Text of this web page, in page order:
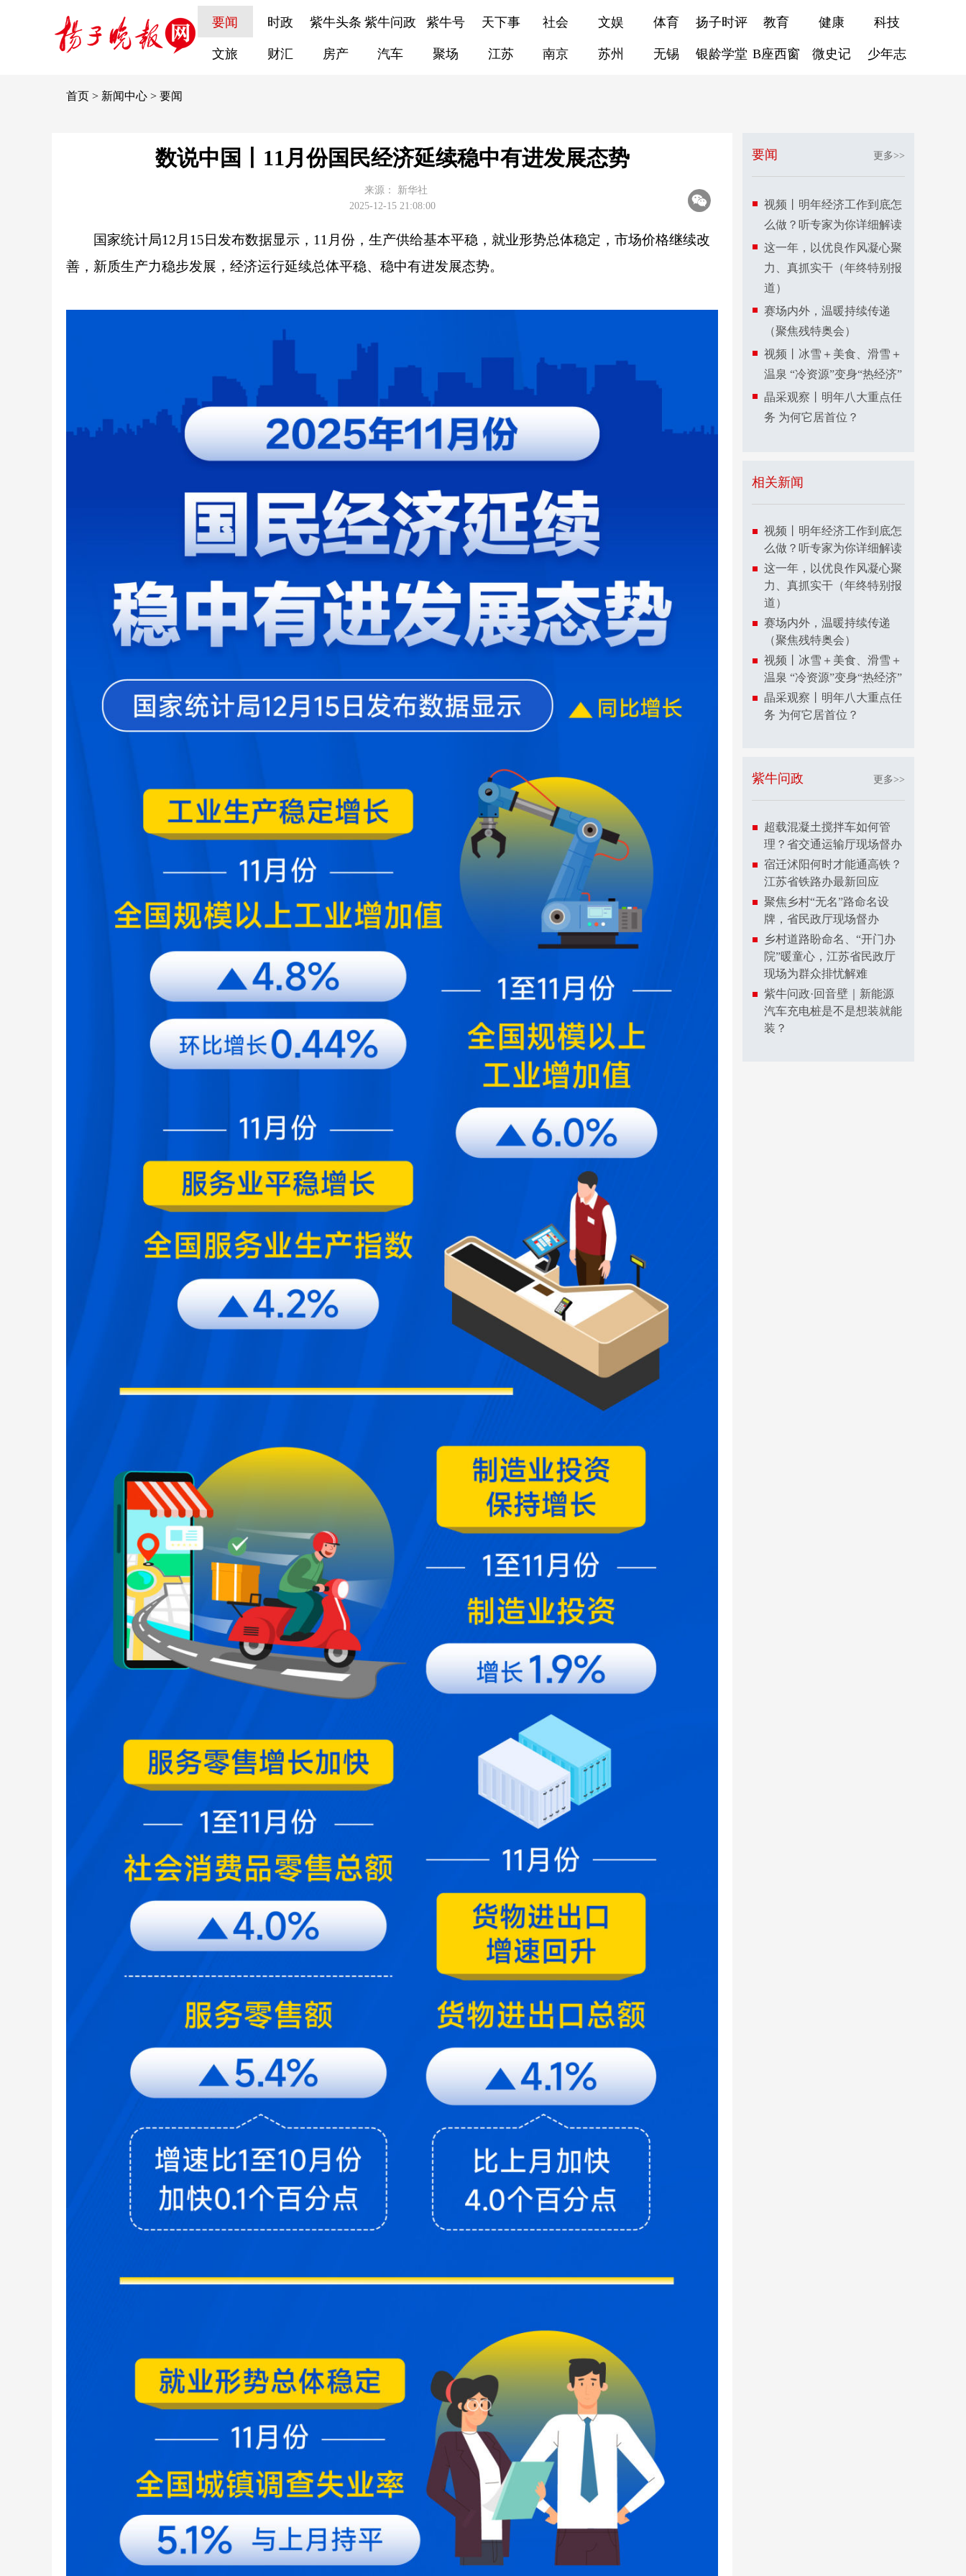
要闻 时政 紫牛头条 紫牛问政 紫牛号 天下事 社会 文娱 体育 扬子时评 教育 健康 科技
文旅 财汇 房产 汽车 聚场 江苏 南京 苏州 无锡 银龄学堂 B座西窗 微史记 少年志
首页 > 新闻中心 > 要闻
数说中国丨11月份国民经济延续稳中有进发展态势
来源：
新华社
2025-12-15 21:08:00
国家统计局12月15日发布数据显示，11月份，生产供给基本平稳，就业形势总体稳定，市场价格继续改
善，新质生产力稳步发展，经济运行延续总体平稳、稳中有进发展态势。
要闻 更多>>
视频丨明年经济工作到底怎
么做？听专家为你详细解读
这一年，以优良作风凝心聚
力、真抓实干（年终特别报
道）
赛场内外，温暖持续传递
（聚焦残特奥会）
视频丨冰雪＋美食、滑雪＋
温泉 “冷资源”变身“热经济”
晶采观察丨明年八大重点任
务 为何它居首位？
相关新闻
视频丨明年经济工作到底怎
么做？听专家为你详细解读
这一年，以优良作风凝心聚
力、真抓实干（年终特别报
道）
赛场内外，温暖持续传递
（聚焦残特奥会）
视频丨冰雪＋美食、滑雪＋
温泉 “冷资源”变身“热经济”
晶采观察丨明年八大重点任
务 为何它居首位？
紫牛问政 更多>>
超载混凝土搅拌车如何管
理？省交通运输厅现场督办
宿迁沭阳何时才能通高铁？
江苏省铁路办最新回应
聚焦乡村“无名”路命名设
牌，省民政厅现场督办
乡村道路盼命名、“开门办
院”暖童心，江苏省民政厅
现场为群众排忧解难
紫牛问政·回音壁｜新能源
汽车充电桩是不是想装就能
装？